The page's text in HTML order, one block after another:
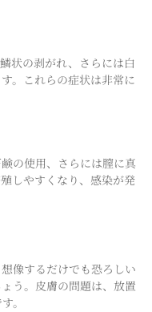
状の剥がれ、さらには白
。これらの症状は非常に
の使用、さらには膣に真
しやすくなり、感染が発
像するだけでも恐ろしい
う。皮膚の問題は、放置
。